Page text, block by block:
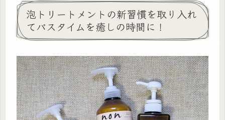
泡トリートメントの新習慣を取り入れ
てバスタイムを癒しの時間に！